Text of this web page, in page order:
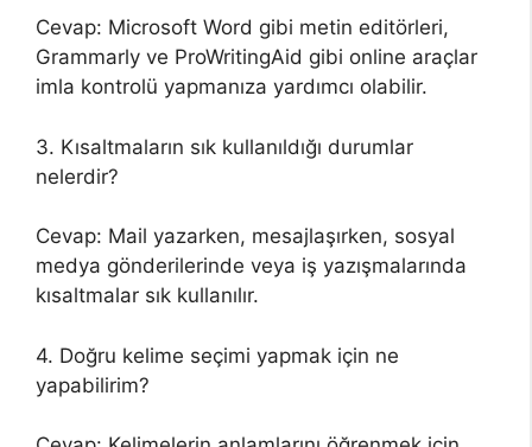
Cevap: Microsoft Word gibi metin editörleri,
Grammarly ve ProWritingAid gibi online araçlar
imla kontrolü yapmanıza yardımcı olabilir.
3. Kısaltmaların sık kullanıldığı durumlar
nelerdir?
Cevap: Mail yazarken, mesajlaşırken, sosyal
medya gönderilerinde veya iş yazışmalarında
kısaltmalar sık kullanılır.
4. Doğru kelime seçimi yapmak için ne
yapabilirim?